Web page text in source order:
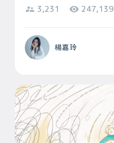
3,231 247,139
楊嘉玲